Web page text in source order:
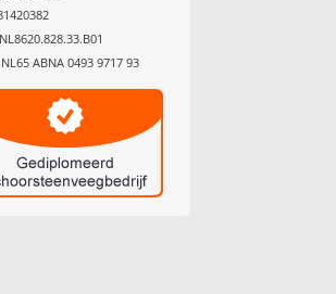
ABNA 0493 9717 93